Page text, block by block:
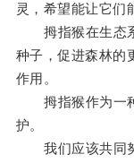
灵，希望能让它们
拇指猴在生态系
种子，促进森林的
作用。
拇指猴作为一种
护。
我们应该共同努